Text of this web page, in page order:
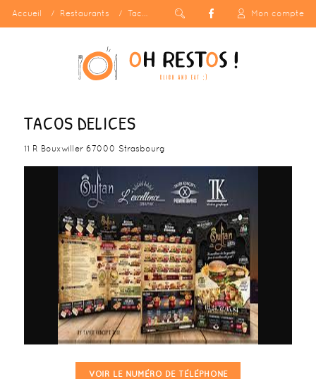
Accueil Restaurants Tacos Delices Mon compte
TACOS DELICES
11 R Bouxwiller 67000 Strasbourg
VOIR LE NUMÉRO DE TÉLÉPHONE